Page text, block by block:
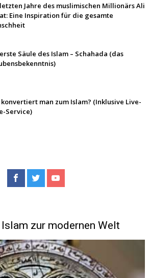
Jahre des muslimischen Millionärs Ali
Eine Inspiration für die gesamte
Säule des Islam – Schahada (das
konvertiert man zum Islam? (Inklusive Live-
Service)
zur modernen Welt